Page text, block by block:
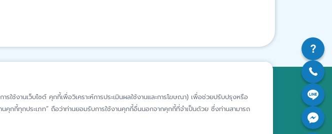
ติดต่อ สคฝ.
ติดต่อ/สอบถาม
สถาบันคุ้มครองเงินฝาก
อาคารเอสเจ อินฟินิท วัน บิสซิเนส
ใช้งานเว็บไซต์ คุกกี้เพื่อวิเคราะห์การประเมินผลใช้งานและการโฆษณา) เพื่อช่วยปรับปรุงหรือ
คุกกี้ทุกประเภท” ถือว่าท่านยอมรับการใช้งานคุกกี้อื่นนอกจากคุกกี้ที่จำเป็นด้วย ซึ่งท่านสามารถ